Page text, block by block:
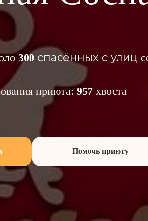
300 спасённых с улиц
приюта: 957 хвоста
Помочь приюту